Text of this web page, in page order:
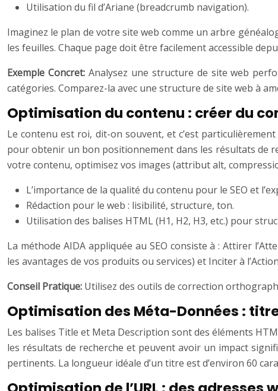
Utilisation du fil d’Ariane (breadcrumb navigation).
Imaginez le plan de votre site web comme un arbre
les feuilles. Chaque page doit être facilement accessible
Exemple Concret: Analysez une structure de site web
catégories. Comparez-la avec une structure de site web à
Optimisation du contenu : créer du
Le contenu est roi, dit-on souvent, et c’est
pour obtenir un bon positionnement dans les résultats de
votre contenu, optimisez vos images (attribut alt,
L’importance de la qualité du contenu pour le SEO et
Rédaction pour le web : lisibilité, structure, ton.
Utilisation des balises HTML (H1, H2, H3, etc.) pour
La méthode AIDA appliquée au SEO consiste à : Attirer
les avantages de vos produits ou services) et Inciter à
Conseil Pratique: Utilisez des outils de correction
Optimisation des Méta-Données :
Les balises Title et Meta Description sont des éléments
les résultats de recherche et peuvent avoir un impact
pertinents. La longueur idéale d’un titre est d’environ 60